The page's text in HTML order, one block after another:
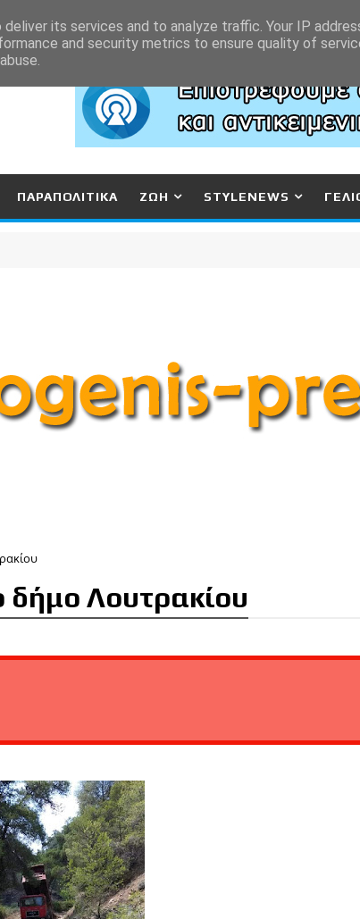
ΠΑΡΑΠΟΛΙΤΙΚΑ ΖΩΗ STYLENEWS
δήμο Λουτρακίου
its services and to analyze traffic. Your IP
and security metrics to ensure quality of